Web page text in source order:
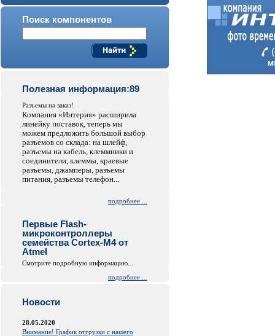
Поиск компонентов
Полезная информация:89
Разъемы на заказ!
Компания «Интерия» расширила
линейку поставок, теперь мы
можем предложить большой выбор
разъемов со склада: на шлейф,
разъемы на кабель, клеммники и
соединители, клеммы, краевые
разъемы, джамперы, разъемы
питания, разъемы телефон...
подробнее ...
Первые Flash-
микроконтроллеры
семейства Cortex-M4 от
Atmel
Смотрите подробную информацию...
подробнее ...
Новости
28.05.2020
Внимание! График отгрузки с нашего